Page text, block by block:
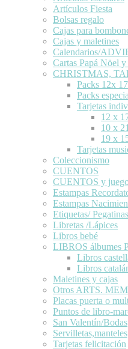
Artículos Fiesta
Bolsas regalo
Cajas para
Cajas y maletines
Calendarios/
Cartas Papá Nöel y
CHRISTMAS,
Packs 12x
Packs
Tarjetas
12 x
10 x
19 x
Tarjetas
Coleccionismo
CUENTOS
CUENTOS y
Estampas
Estampas
Etiquetas/ Pegatinas
Libretas /Lápices
Libros bebé
LIBROS álbumes
Libros
Libros
Maletines y cajas
Otros ARTS.
Placas puerta o
Puntos de libro-
San Valentín/Bodas
Tarjetas felicitación